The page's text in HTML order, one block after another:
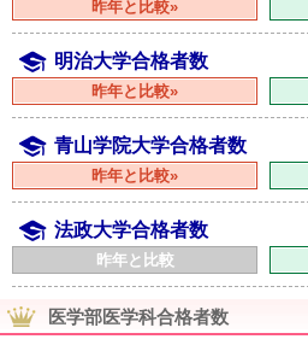
昨年と比較»
明治大学合格者数
昨年と比較»
青山学院大学合格者数
昨年と比較»
法政大学合格者数
昨年と比較
医学部医学科合格者数